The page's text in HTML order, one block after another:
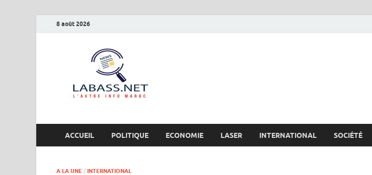
8 août 2026
ACCUEIL POLITIQUE ECONOMIE LASER INTERNATIONAL SOCIÉTÉ
A LA UNE / INTERNATIONAL